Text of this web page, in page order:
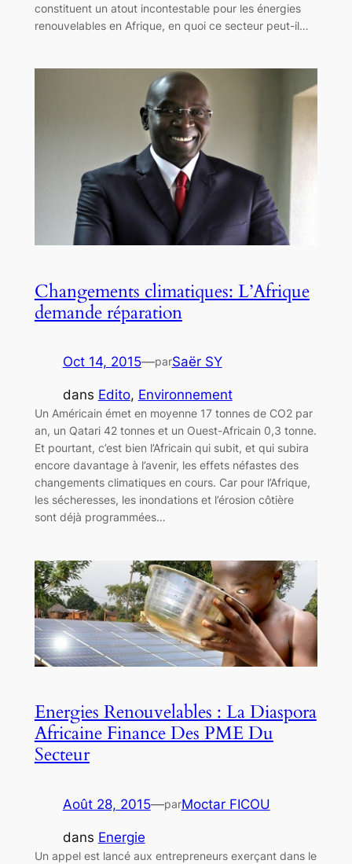
constituent un atout incontestable pour les énergies
renouvelables en Afrique, en quoi ce secteur peut-il…
Changements climatiques: L’Afrique
demande réparation
Oct 14, 2015—parSaër SY
dans Edito, Environnement
Un Américain émet en moyenne 17 tonnes de CO2 par
an, un Qatari 42 tonnes et un Ouest-Africain 0,3 tonne.
Et pourtant, c’est bien l’Africain qui subit, et qui subira
encore davantage à l’avenir, les effets néfastes des
changements climatiques en cours. Car pour l’Afrique,
les sécheresses, les inondations et l’érosion côtière
sont déjà programmées…
Energies Renouvelables : La Diaspora
Africaine Finance Des PME Du
Secteur
Août 28, 2015—parMoctar FICOU
dans Energie
Un appel est lancé aux entrepreneurs exerçant dans le